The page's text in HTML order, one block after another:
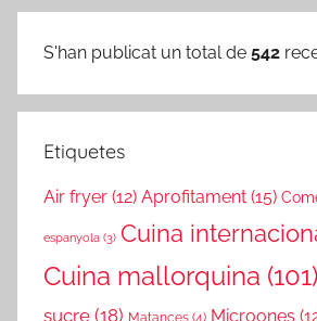
S'han publicat un total de 542
Etiquetes
Air fryer (12) Aprofitament (15)
espanyola (3) Cuina
Cuina mallorquina (101)
sucre (18) Matances (4) Microones